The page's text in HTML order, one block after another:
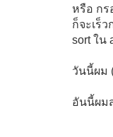
หรือ กร
ก็จะเร็
sort ใน
วันนี้ผม
อันนี้ผม